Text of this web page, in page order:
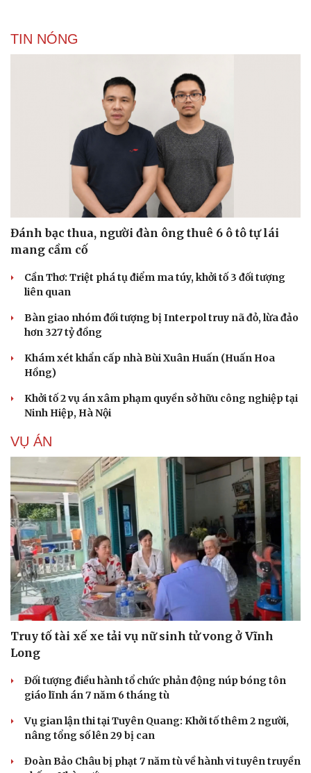
Tư vấn
Săn Tour
Podcast
Câu chuyện thời sự
Kể chuyện cho bé
TIN NÓNG
Đánh bạc thua, người đàn ông thuê 6 ô tô tự lái
mang cầm cố
Cần Thơ: Triệt phá tụ điểm ma túy, khởi tố 3 đối tượng
liên quan
Bàn giao nhóm đối tượng bị Interpol truy nã đỏ, lừa đảo
hơn 327 tỷ đồng
Khám xét khẩn cấp nhà Bùi Xuân Huấn (Huấn Hoa
Hồng)
Khởi tố 2 vụ án xâm phạm quyền sở hữu công nghiệp tại
Ninh Hiệp, Hà Nội
VỤ ÁN
Truy tố tài xế xe tải vụ nữ sinh tử vong ở Vĩnh
Long
Đối tượng điều hành tổ chức phản động núp bóng tôn
giáo lĩnh án 7 năm 6 tháng tù
Vụ gian lận thi tại Tuyên Quang: Khởi tố thêm 2 người,
nâng tổng số lên 29 bị can
Đoàn Bảo Châu bị phạt 7 năm tù về hành vi tuyên truyền